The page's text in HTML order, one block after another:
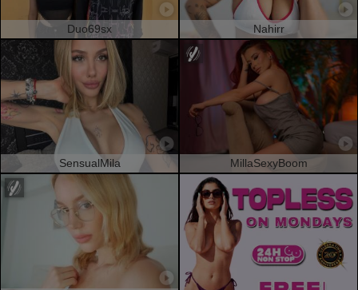
Duo69sx Nahirr
SensualMila MillaSexyBoom